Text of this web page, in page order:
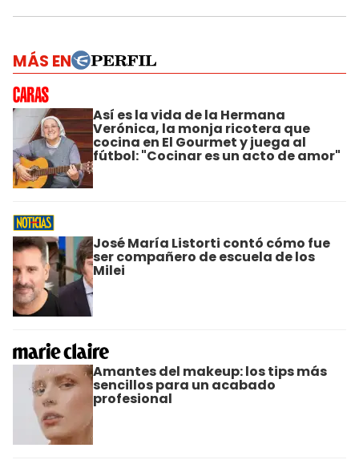
MÁS EN
Así es la vida de la Hermana
Verónica, la monja ricotera que
cocina en El Gourmet y juega al
fútbol: "Cocinar es un acto de amor"
José María Listorti contó cómo fue
ser compañero de escuela de los
Milei
Amantes del makeup: los tips más
sencillos para un acabado
profesional